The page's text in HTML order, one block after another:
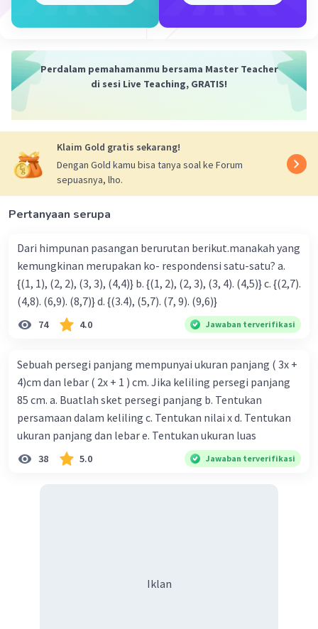
jarum pendek).
Untuk mencari sudut terkecil yg terbentuk dengan
Berdasarkan soal, pukul 16.15 maka
= 4 × 30° + 15/60 × 30°
= 127,5°
Sudut jarum panjang
= 3 x 30°
= 90°
Sudut pukul 16.15
Sudut sebesar 37,5° termasuk jenis sudut lancip.
Jadi jenis sudut yang terbentuk adalah sudut lancip
Beri Rating Balas
Perdalam pemahamanmu bersama Master Teacher
di sesi Live Teaching, GRATIS!
Klaim Gold gratis sekarang!
Dengan Gold kamu bisa tanya soal ke Forum
sepuasnya, lho.
Pertanyaan serupa
Dari himpunan pasangan berurutan berikut.manakah yang
kemungkinan merupakan ko- respondensi satu-satu? a.
{(1, 1), (2, 2), (3, 3), (4,4)} b. {(1, 2), (2, 3), (3, 4). (4,5)} c. {(2,7).
(4,8). (6,9). (8,7)} d. {(3.4), (5,7). (7, 9). (9,6)}
74 4.0 Jawaban terverifikasi
Sebuah persegi panjang mempunyai ukuran panjang ( 3x +
4)cm dan lebar ( 2x + 1 ) cm. Jika keliling persegi panjang
85 cm. a. Buatlah sket persegi panjang b. Tentukan
persamaan dalam keliling c. Tentukan nilai x d. Tentukan
ukuran panjang dan lebar e. Tentukan ukuran luas
38 5.0 Jawaban terverifikasi
Iklan